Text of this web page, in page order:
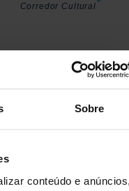
Sobre
conteúdo e
Corredor Cultural